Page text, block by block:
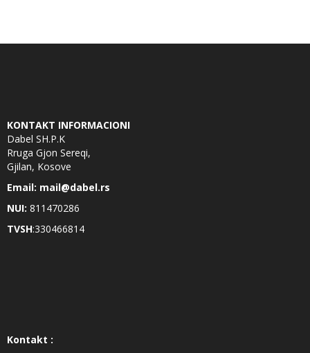
KONTAKT INFORMACIONI
Dabel SH.P.K
Rruga Gjon Sereqi,
Gjilan, Kosove
Email: mail@dabel.rs
NUI: 811470286
TVSH:330466814
Kontakt :